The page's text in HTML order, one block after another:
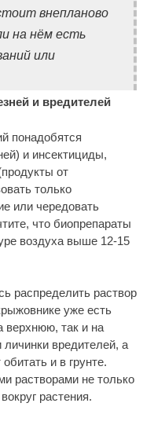
внепланово
на нём есть
или
и вредителей
понадобятся
и инсектициды,
от
только
или чередовать
что биопрепараты
воздуха выше 12-15
распределить раствор
уже есть
верхнюю, так и на
вредителей, а
и в грунте.
растворами не только
растения.